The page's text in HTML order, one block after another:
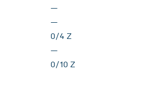
—
—
0/4 Z
—
0/10 Z